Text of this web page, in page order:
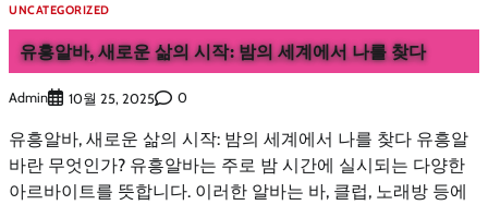
UNCATEGORIZED
유흥알바, 새로운 삶의 시작: 밤의 세계에서 나를 찾다
Admin 10월 25, 2025 0
유흥알바, 새로운 삶의 시작: 밤의 세계에서 나를 찾다 유흥알
바란 무엇인가? 유흥알바는 주로 밤 시간에 실시되는 다양한
아르바이트를 뜻합니다. 이러한 알바는 바, 클럽, 노래방 등에